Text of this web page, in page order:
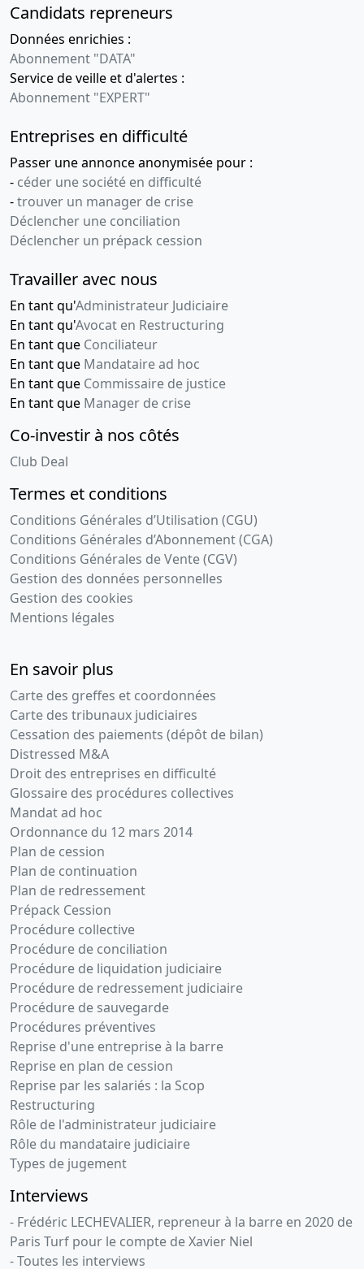
Candidats repreneurs
Données enrichies :
Abonnement "DATA"
Service de veille et d'alertes :
Abonnement "EXPERT"
Entreprises en difficulté
Passer une annonce anonymisée pour :
- céder une société en difficulté
-trouver un manager de crise
Déclencher une conciliation
Déclencher un prépack cession
Travailler avec nous
En tant qu'Administrateur Judiciaire
En tant qu'Avocat en Restructuring
En tant que Conciliateur
En tant que Mandataire ad hoc
En tant que Commissaire de justice
En tant que Manager de crise
Co-investir à nos côtés
Club Deal
Termes et conditions
Conditions Générales d’Utilisation (CGU)
Conditions Générales d’Abonnement (CGA)
Conditions Générales de Vente (CGV)
Gestion des données personnelles
Gestion des cookies
Mentions légales
En savoir plus
Carte des greffes et coordonnées
Carte des tribunaux judiciaires
Cessation des paiements (dépôt de bilan)
Distressed M&A
Droit des entreprises en difficulté
Glossaire des procédures collectives
Mandat ad hoc
Ordonnance du 12 mars 2014
Plan de cession
Plan de continuation
Plan de redressement
Prépack Cession
Procédure collective
Procédure de conciliation
Procédure de liquidation judiciaire
Procédure de redressement judiciaire
Procédure de sauvegarde
Procédures préventives
Reprise d'une entreprise à la barre
Reprise en plan de cession
Reprise par les salariés : la Scop
Restructuring
Rôle de l'administrateur judiciaire
Rôle du mandataire judiciaire
Types de jugement
Interviews
- Frédéric LECHEVALIER, repreneur à la barre en 2020 de
Paris Turf pour le compte de Xavier Niel
- Toutes les interviews